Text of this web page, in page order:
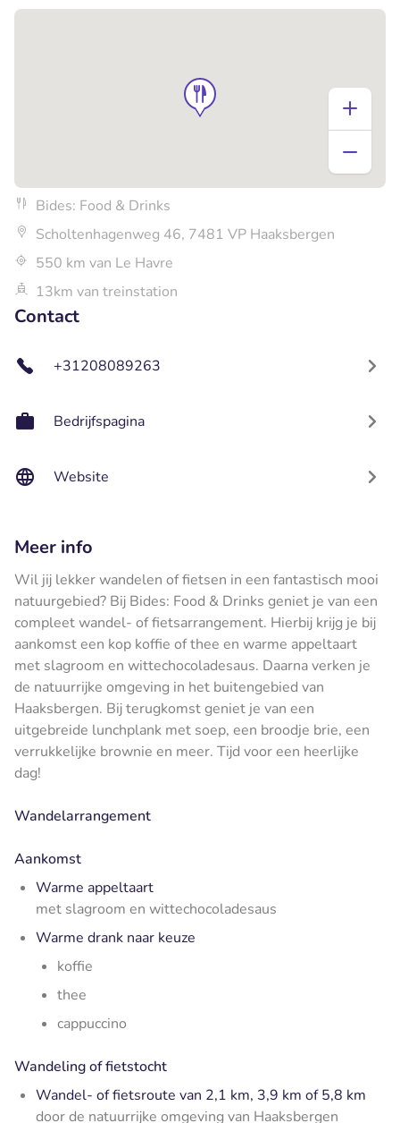
Bides: Food & Drinks
Scholtenhagenweg 46, 7481 VP Haaksbergen
550 km van Le Havre
13km van treinstation
Contact
+31208089263
Bedrijfspagina
Website
Meer info
Wil jij lekker wandelen of fietsen in een fantastisch mooi
natuurgebied? Bij Bides: Food & Drinks geniet je van een
compleet wandel- of fietsarrangement. Hierbij krijg je bij
aankomst een kop koffie of thee en warme appeltaart
met slagroom en wittechocoladesaus. Daarna verken je
de natuurrijke omgeving in het buitengebied van
Haaksbergen. Bij terugkomst geniet je van een
uitgebreide lunchplank met soep, een broodje brie, een
verrukkelijke brownie en meer. Tijd voor een heerlijke
dag!
Wandelarrangement
Aankomst
Warme appeltaart
met slagroom en wittechocoladesaus
Warme drank naar keuze
koffie
thee
cappuccino
Wandeling of fietstocht
Wandel- of fietsroute van 2,1 km, 3,9 km of 5,8 km
door de natuurrijke omgeving van Haaksbergen